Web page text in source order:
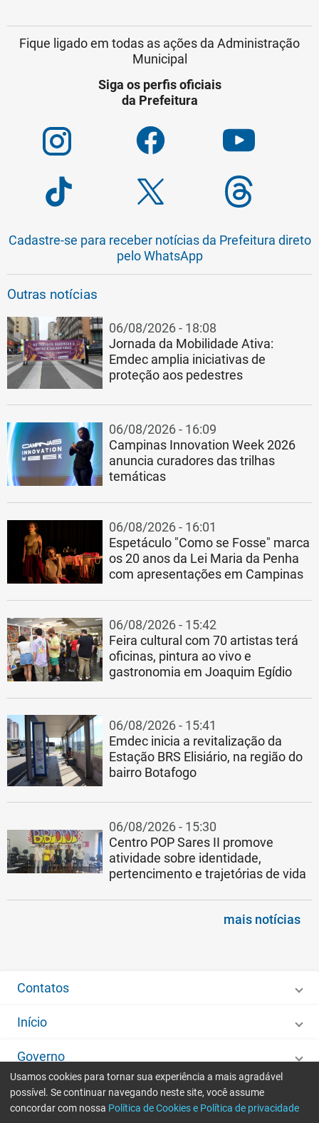
Fique ligado em todas as ações da Administração
Municipal
Siga os perfis oficiais
da Prefeitura
Cadastre-se para receber notícias da Prefeitura direto
pelo WhatsApp
Outras notícias
06/08/2026 - 18:08
Jornada da Mobilidade Ativa:
Emdec amplia iniciativas de
proteção aos pedestres
06/08/2026 - 16:09
Campinas Innovation Week 2026
anuncia curadores das trilhas
temáticas
06/08/2026 - 16:01
Espetáculo "Como se Fosse" marca
os 20 anos da Lei Maria da Penha
com apresentações em Campinas
06/08/2026 - 15:42
Feira cultural com 70 artistas terá
oficinas, pintura ao vivo e
gastronomia em Joaquim Egídio
06/08/2026 - 15:41
Emdec inicia a revitalização da
Estação BRS Elisiário, na região do
bairro Botafogo
06/08/2026 - 15:30
Centro POP Sares II promove
atividade sobre identidade,
pertencimento e trajetórias de vida
mais notícias
Contatos
Início
Governo
Desenvolvido porIMA - Informática de Municípios Associados
Usamos cookies para tornar sua experiência a mais agradável
possível. Se continuar navegando neste site, você assume
concordar com nossa Política de Cookies e Política de privacidade